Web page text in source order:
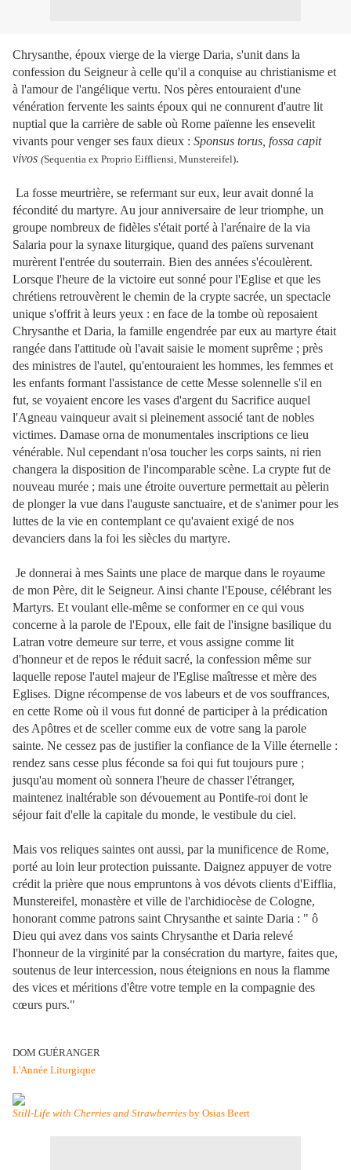
Chrysanthe, époux vierge de la vierge Daria, s'unit dans la
confession du Seigneur à celle qu'il a conquise au christianisme et
à l'amour de l'angélique vertu. Nos pères entouraient d'une
vénération fervente les saints époux qui ne connurent d'autre lit
nuptial que la carrière de sable où Rome païenne les ensevelit
vivants pour venger ses faux dieux : Sponsus torus, fossa capit
vivos (Sequentia ex Proprio Eiffliensi, Munstereifel).
La fosse meurtrière, se refermant sur eux, leur avait donné la
fécondité du martyre. Au jour anniversaire de leur triomphe, un
groupe nombreux de fidèles s'était porté à l'arénaire de la via
Salaria pour la synaxe liturgique, quand des païens survenant
murèrent l'entrée du souterrain. Bien des années s'écoulèrent.
Lorsque l'heure de la victoire eut sonné pour l'Eglise et que les
chrétiens retrouvèrent le chemin de la crypte sacrée, un spectacle
unique s'offrit à leurs yeux : en face de la tombe où reposaient
Chrysanthe et Daria, la famille engendrée par eux au martyre était
rangée dans l'attitude où l'avait saisie le moment suprême ; près
des ministres de l'autel, qu'entouraient les hommes, les femmes et
les enfants formant l'assistance de cette Messe solennelle s'il en
fut, se voyaient encore les vases d'argent du Sacrifice auquel
l'Agneau vainqueur avait si pleinement associé tant de nobles
victimes. Damase orna de monumentales inscriptions ce lieu
vénérable. Nul cependant n'osa toucher les corps saints, ni rien
changera la disposition de l'incomparable scène. La crypte fut de
nouveau murée ; mais une étroite ouverture permettait au pèlerin
de plonger la vue dans l'auguste sanctuaire, et de s'animer pour les
luttes de la vie en contemplant ce qu'avaient exigé de nos
devanciers dans la foi les siècles du martyre.
Je donnerai à mes Saints une place de marque dans le royaume
de mon Père, dit le Seigneur. Ainsi chante l'Epouse, célébrant les
Martyrs. Et voulant elle-même se conformer en ce qui vous
concerne à la parole de l'Epoux, elle fait de l'insigne basilique du
Latran votre demeure sur terre, et vous assigne comme lit
d'honneur et de repos le réduit sacré, la confession même sur
laquelle repose l'autel majeur de l'Eglise maîtresse et mère des
Eglises. Digne récompense de vos labeurs et de vos souffrances,
en cette Rome où il vous fut donné de participer à la prédication
des Apôtres et de sceller comme eux de votre sang la parole
sainte. Ne cessez pas de justifier la confiance de la Ville éternelle :
rendez sans cesse plus féconde sa foi qui fut toujours pure ;
jusqu'au moment où sonnera l'heure de chasser l'étranger,
maintenez inaltérable son dévouement au Pontife-roi dont le
séjour fait d'elle la capitale du monde, le vestibule du ciel.
Mais vos reliques saintes ont aussi, par la munificence de Rome,
porté au loin leur protection puissante. Daignez appuyer de votre
crédit la prière que nous empruntons à vos dévots clients d'Eifflia,
Munstereifel, monastère et ville de l'archidiocèse de Cologne,
honorant comme patrons saint Chrysanthe et sainte Daria : " ô
Dieu qui avez dans vos saints Chrysanthe et Daria relevé
l'honneur de la virginité par la consécration du martyre, faites que,
soutenus de leur intercession, nous éteignions en nous la flamme
des vices et méritions d'être votre temple en la compagnie des
cœurs purs."
DOM GUÉRANGER
L'Année Liturgique
Still-Life with Cherries and Strawberries by Osias Beert